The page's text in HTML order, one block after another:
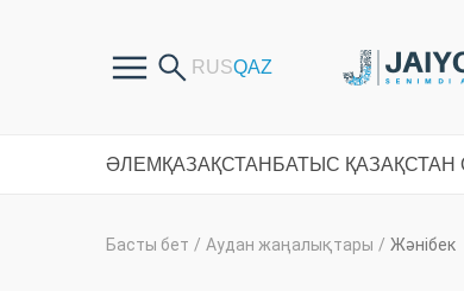
ӘЛЕМ ҚАЗАҚСТАН БАТЫС
Басты бет / Аудан жаңалықтары / Жәнібек